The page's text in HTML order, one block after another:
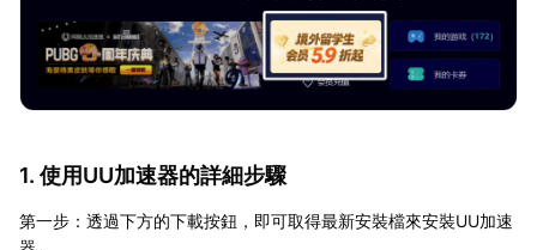
1. 使用UU加速器的詳細步驟
第一步：透過下方的下載按鈕，即可取得最新安裝檔來安裝UU加速